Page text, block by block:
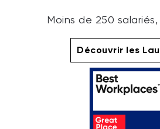
Moins de 250 salariés,
Découvrir les